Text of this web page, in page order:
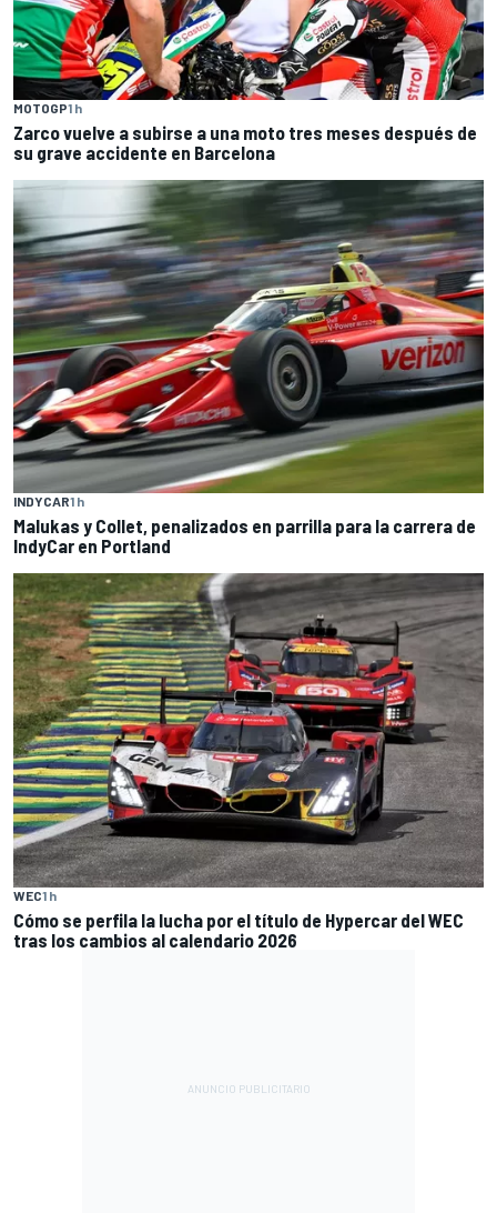
MOTOGP1 h
Zarco vuelve a subirse a una moto tres meses después de
su grave accidente en Barcelona
INDYCAR1 h
Malukas y Collet, penalizados en parrilla para la carrera de
IndyCar en Portland
WEC1 h
Cómo se perfila la lucha por el título de Hypercar del WEC
tras los cambios al calendario 2026